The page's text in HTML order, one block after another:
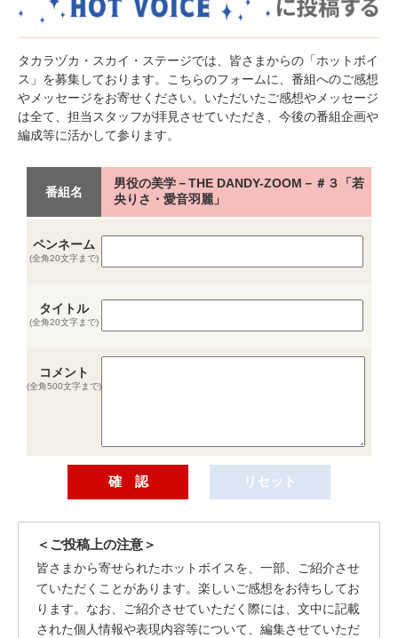
タカラヅカ・スカイ・ステージでは、皆さまからの「ホットボイ
ス」を募集しております。こちらのフォームに、番組へのご感想
やメッセージをお寄せください。いただいたご感想やメッセージ
は全て、担当スタッフが拝見させていただき、今後の番組企画や
編成等に活かして参ります。
番組名
男役の美学－THE DANDY-ZOOM－＃３「若
央りさ・愛音羽麗」
ペンネーム
(全角20文字まで)
タイトル
(全角20文字まで)
コメント
(全角500文字まで)
＜ご投稿上の注意＞
皆さまから寄せられたホットボイスを、一部、ご紹介させ
ていただくことがあります。楽しいご感想をお待ちしてお
ります。なお、ご紹介させていただく際には、文中に記載
された個人情報や表現内容等について、編集させていただ